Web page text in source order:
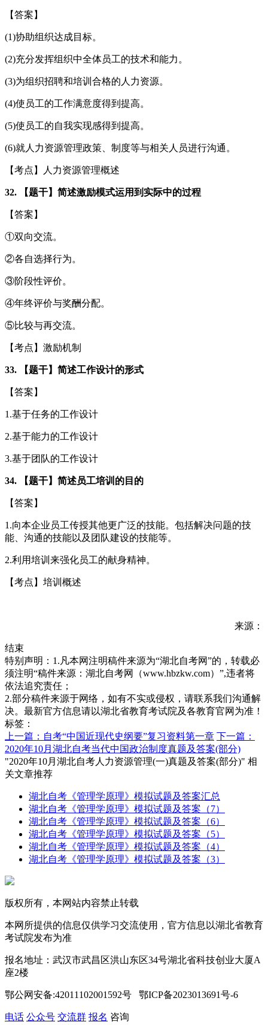
【答案】
(1)协助组织达成目标。
(2)充分发挥组织中全体员工的技术和能力。
(3)为组织招聘和培训合格的人力资源。
(4)使员工的工作满意度得到提高。
(5)使员工的自我实现感得到提高。
(6)就人力资源管理政策、制度等与相关人员进行沟通。
【考点】人力资源管理概述
32. 【题干】简述激励模式运用到实际中的过程
【答案】
①双向交流。
②各自选择行为。
③阶段性评价。
④年终评价与奖酬分配。
⑤比较与再交流。
【考点】激励机制
33. 【题干】简述工作设计的形式
【答案】
1.基于任务的工作设计
2.基于能力的工作设计
3.基于团队的工作设计
34. 【题干】简述员工培训的目的
【答案】
1.向本企业员工传授其他更广泛的技能。包括解决问题的技
能、沟通的技能以及团队建设的技能等。
2.利用培训来强化员工的献身精神。
【考点】培训概述
来源：
结束
特别声明：1.凡本网注明稿件来源为“湖北自考网”的，转载必
须注明“稿件来源：湖北自考网（www.hbzkw.com）”,违者将
依法追究责任；
2.部分稿件来源于网络，如有不实或侵权，请联系我们沟通解
决。最新官方信息请以湖北省教育考试院及各教育官网为准！
标签：
上一篇：自考“中国近现代史纲要”复习资料第一章 下一篇：
2020年10月湖北自考当代中国政治制度真题及答案(部分)
"2020年10月湖北自考人力资源管理(一)真题及答案(部分)" 相
关文章推荐
湖北自考《管理学原理》模拟试题及答案汇总
湖北自考《管理学原理》模拟试题及答案（7）
湖北自考《管理学原理》模拟试题及答案（6）
湖北自考《管理学原理》模拟试题及答案（5）
湖北自考《管理学原理》模拟试题及答案（4）
湖北自考《管理学原理》模拟试题及答案（3）
版权所有，本网站内容禁止转载
本网所提供的信息仅供学习交流使用，官方信息以湖北省教育
考试院发布为准
报名地址：武汉市武昌区洪山东区34号湖北省科技创业大厦A
座2楼
鄂公网安备:42011102001592号 鄂ICP备2023013691号-6
电话 公众号 交流群 报名 咨询